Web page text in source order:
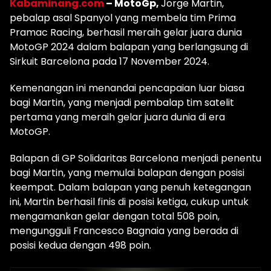
Kabaminang.com– MotoGp,Jorge Martin,
pebalap asal Spanyol yang membela tim Prima
Pramac Racing, berhasil meraih gelar juara dunia
MotoGP 2024 dalam balapan yang berlangsung di
Sirkuit Barcelona pada 17 November 2024.
Kemenangan ini menandai pencapaian luar biasa
bagi Martin, yang menjadi pembalap tim satelit
pertama yang meraih gelar juara dunia di era
MotoGP.
Balapan di GP Solidaritas Barcelona menjadi penentu
bagi Martin, yang memulai balapan dengan posisi
keempat. Dalam balapan yang penuh ketegangan
ini, Martin berhasil finis di posisi ketiga, cukup untuk
mengamankan gelar dengan total 508 poin,
mengungguli Francesco Bagnaia yang berada di
posisi kedua dengan 498 poin.